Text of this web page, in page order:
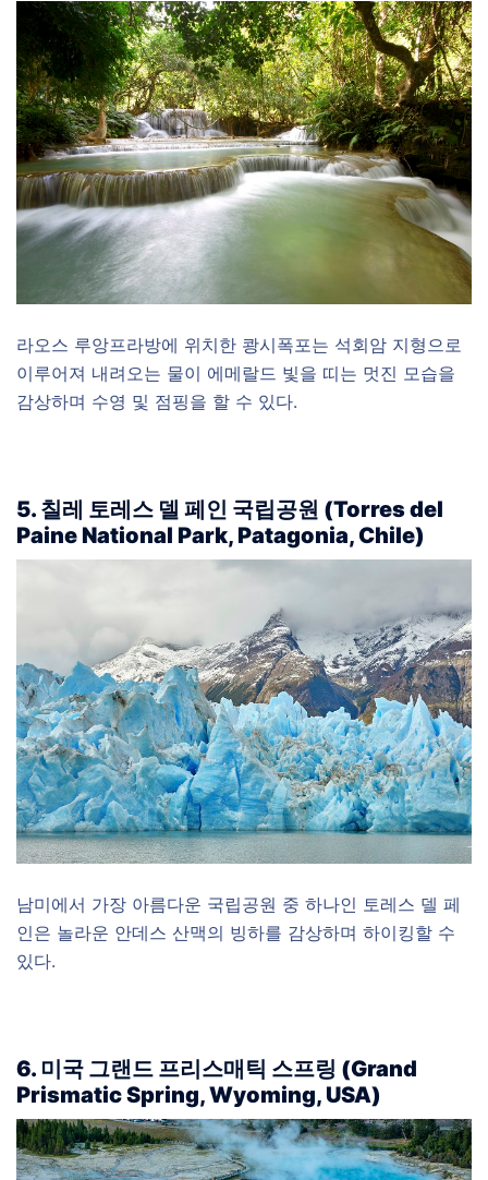
라오스 루앙프라방에 위치한 쾅시폭포는 석회암 지형으로
이루어져 내려오는 물이 에메랄드 빛을 띠는 멋진 모습을
감상하며 수영 및 점핑을 할 수 있다.
5. 칠레 토레스 델 페인 국립공원 (Torres del
Paine National Park, Patagonia, Chile)
남미에서 가장 아름다운 국립공원 중 하나인 토레스 델 페
인은 놀라운 안데스 산맥의 빙하를 감상하며 하이킹할 수
있다.
6. 미국 그랜드 프리스매틱 스프링 (Grand
Prismatic Spring, Wyoming, USA)